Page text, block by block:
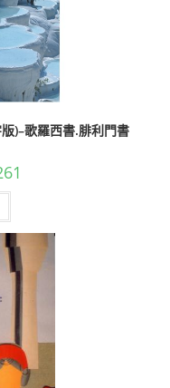
)–歌羅西書.腓利門書